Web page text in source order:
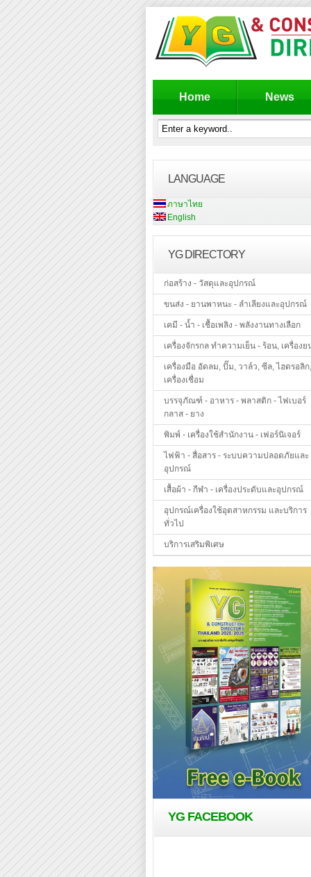
Home News
LANGUAGE
ภาษาไทย
English
YG DIRECTORY
ก่อสร้าง - วัสดุและอุปกรณ์
ขนส่ง - ยานพาหนะ - ลำเลียงและอุปกรณ์
เคมี - น้ำ - เชื้อเพลิง - พลังงานทางเลือก
เครื่องจักรกล ทำความเย็น - ร้อน, เครื่องย
เครื่องมือ อัดลม, ปั๊ม, วาล์ว, ซีล, ไฮดรอลิก,
เครื่องเชื่อม
บรรจุภัณฑ์ - อาหาร - พลาสติก - ไฟเบอร์
กลาส - ยาง
พิมพ์ - เครื่องใช้สำนักงาน - เฟอร์นิเจอร์
ไฟฟ้า - สื่อสาร - ระบบความปลอดภัยและ
อุปกรณ์
เสื้อผ้า - กีฬา - เครื่องประดับและอุปกรณ์
อุปกรณ์เครื่องใช้อุตสาหกรรม และบริการ
ทั่วไป
บริการเสริมพิเศษ
YG FACEBOOK